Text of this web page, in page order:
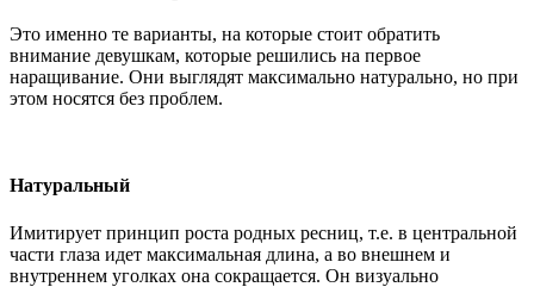
Это именно те варианты, на которые стоит обратить
внимание девушкам, которые решились на первое
наращивание. Они выглядят максимально натурально, но при
этом носятся без проблем.
Натуральный
Имитирует принцип роста родных ресниц, т.е. в центральной
части глаза идет максимальная длина, а во внешнем и
внутреннем уголках она сокращается. Он визуально